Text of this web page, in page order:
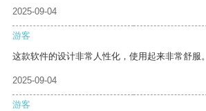
2025-09-04
游客
这款软件的设计非常人性化，使用起来非常舒服。
2025-09-04
游客